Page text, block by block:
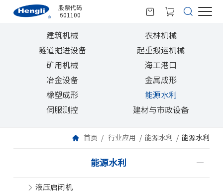
股票代码
601100
建筑机械
农林机械
隧道掘进设备
起重搬运机械
矿用机械
海工港口
冶金设备
金属成形
橡塑成形
能源水利
伺服测控
建材与市政设备
首页 行业应用 能源水利 能源水利
能源水利
液压启闭机